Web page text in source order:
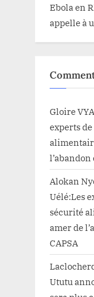
Ebola en
appelle à
Gloire
experts
l’abandon
Alokan
Uélé:Les
sécurité
amer de
CAPSA
Ututu